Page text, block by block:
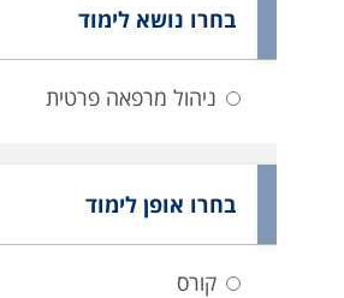
בחרו נושא לימוד
ניהול מרפאה פרטית
בחרו אופן לימוד
קורס